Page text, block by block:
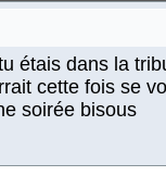
étais dans la
cette fois se
soirée bisous